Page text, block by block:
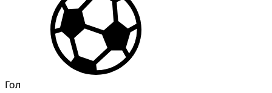
Гол